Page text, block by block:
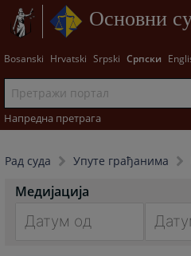
Основни
Bosanski Hrvatski Srpski Српски
Напредна претрага
Рад суда Упуте грађанима
Медијација